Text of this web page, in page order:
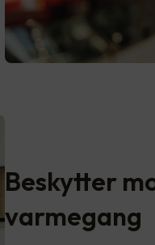
Beskytter
varmegang